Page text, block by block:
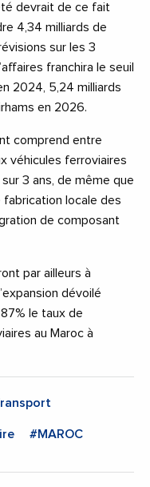
devrait de ce fait
4,34 milliards de
sur les 3
franchira le seuil
2024, 5,24 milliards
en 2026.
comprend entre
véhicules ferroviaires
3 ans, de même que
fabrication locale des
de composant
par ailleurs à
dévoilé
le taux de
au Maroc à
#MAROC